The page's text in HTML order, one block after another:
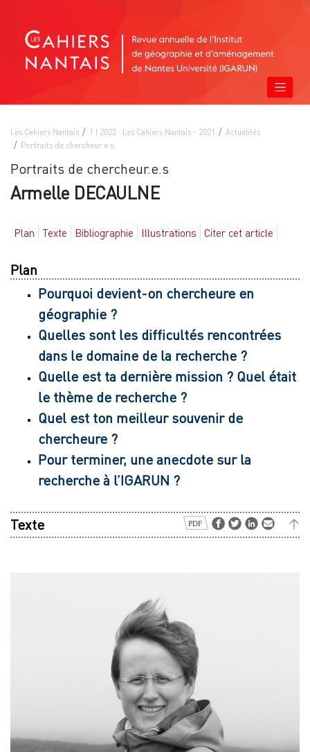
Les Cahiers Nantais 1 | 2022 : Les Cahiers Nantais - 2021
Actualités
Portraits de chercheur·e·s
Portraits de chercheur.e.s
Armelle DECAULNE
Plan Texte Bibliographie Illustrations Citer cet article
Plan
Pourquoi devient-on chercheure en
géographie ?
Quelles sont les difficultés rencontrées
dans le domaine de la recherche ?
Quelle est ta dernière mission ? Quel était
le thème de recherche ?
Quel est ton meilleur souvenir de
chercheure ?
Pour terminer, une anecdote sur la
recherche à l’IGARUN ?
Texte